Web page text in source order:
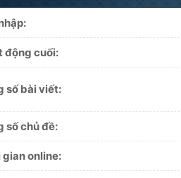
động cuối:
số bài viết:
số chủ đề:
gian online: